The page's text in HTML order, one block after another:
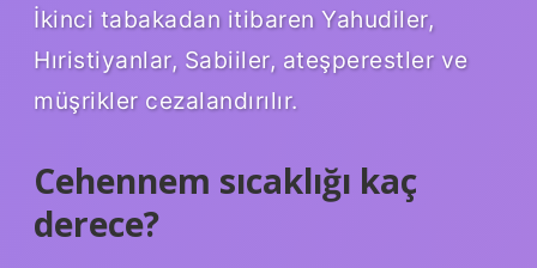
İkinci tabakadan itibaren Yahudiler,
Hıristiyanlar, Sabiiler, ateşperestler ve
müşrikler cezalandırılır.
Cehennem sıcaklığı kaç
derece?